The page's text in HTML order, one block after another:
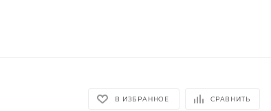
В ИЗБРАННОЕ СРАВНИТЬ